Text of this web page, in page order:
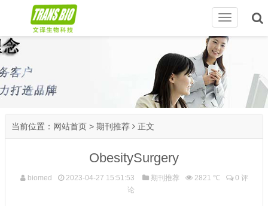
切
导
当前位置： 网站首页 > 期刊推荐 正文
ObesitySurgery
biomed 2023-04-27 15:51:53 期刊推荐 2821 ℃
0 评
论